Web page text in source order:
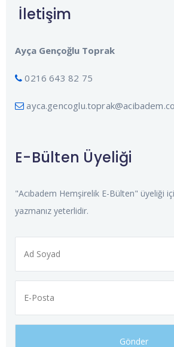
İletişim
Ayça Gençoğlu Toprak
0216 643 82 75
E-Bülten Üyeliği
"Acıbadem Hemşirelik E-Bülten" üyeliği
yazmanız yeterlidir.